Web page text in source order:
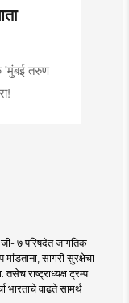
'मुंबई तरुण
७ परिषदेत जागतिक
सागरी सुरक्षेचा
तसेच राष्ट्राध्यक्ष ट्रम्प
भारताचे वाढते सामर्थ